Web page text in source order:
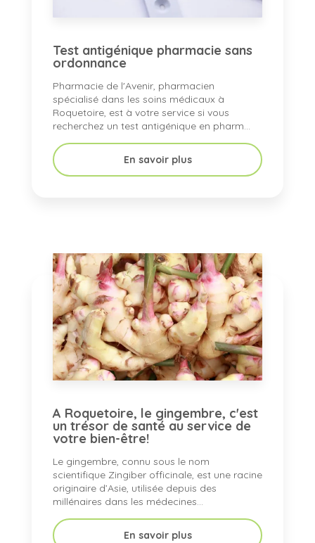
Test antigénique pharmacie sans
ordonnance
Pharmacie de l'Avenir, pharmacien
spécialisé dans les soins médicaux à
Roquetoire, est à votre service si vous
recherchez un test antigénique en pharm...
En savoir plus
A Roquetoire, le gingembre, c'est
un trésor de santé au service de
votre bien-être!
Le gingembre, connu sous le nom
scientifique Zingiber officinale, est une racine
originaire d’Asie, utilisée depuis des
millénaires dans les médecines...
En savoir plus